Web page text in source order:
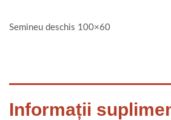
Semineu deschis 100×60
Informații